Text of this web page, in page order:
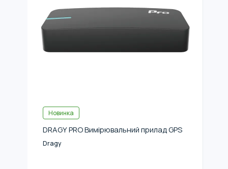
Новинка
DRAGY PRO Вимірювальний прилад GPS
Dragy